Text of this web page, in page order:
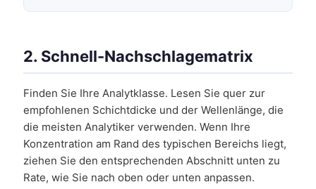
2. Schnell-Nachschlagematrix
Finden Sie Ihre Analytklasse. Lesen Sie quer zur
empfohlenen Schichtdicke und der Wellenlänge, die
die meisten Analytiker verwenden. Wenn Ihre
Konzentration am Rand des typischen Bereichs liegt,
ziehen Sie den entsprechenden Abschnitt unten zu
Rate, wie Sie nach oben oder unten anpassen.